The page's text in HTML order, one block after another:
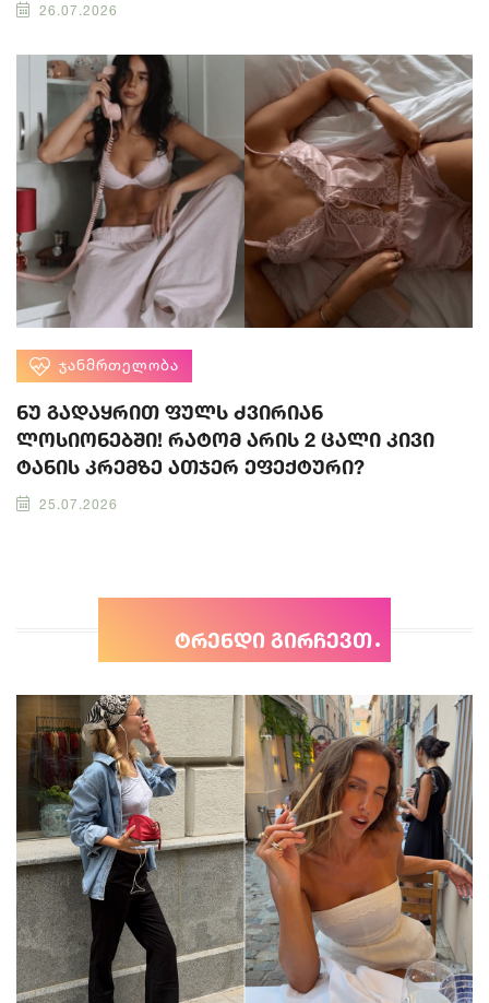
26.07.2026
ᲯᲐᲜᲛᲠᲗᲔᲚᲝᲑᲐ
ნუ გადაყრით ფულს ძვირიან
ლოსიონებში! რატომ არის 2 ცალი კივი
ტანის კრემზე ათჯერ ეფექტური?
25.07.2026
ტრენდი გირჩევთ